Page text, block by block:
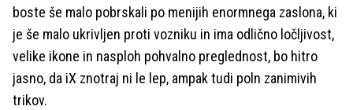
boste še malo pobrskali po menijih enormnega zaslona, ki
je še malo ukrivljen proti vozniku in ima odlično ločljivost,
velike ikone in nasploh pohvalno preglednost, bo hitro
jasno, da iX znotraj ni le lep, ampak tudi poln zanimivih
trikov.